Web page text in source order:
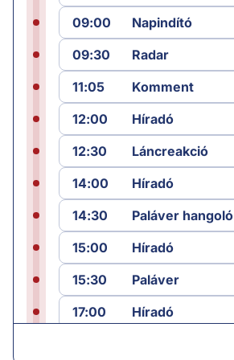
09:00
Napindító
09:30
Radar
11:05
Komment
12:00
Híradó
12:30
Láncreakció
14:00
Híradó
14:30
Paláver hangoló
15:00
Híradó
15:30
Paláver
17:00
Híradó